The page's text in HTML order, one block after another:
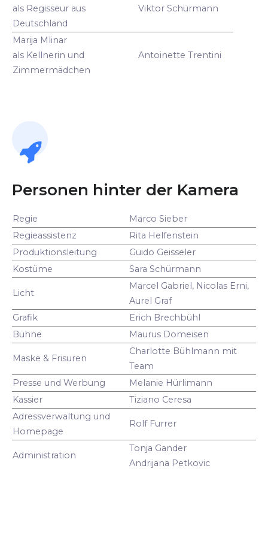
als Regisseur aus
Deutschland
Viktor Schürmann
Marija Mlinar
als Kellnerin und
Zimmermädchen
Antoinette Trentini
Personen hinter der Kamera
Regie
Marco Sieber
Regieassistenz
Rita Helfenstein
Produktionsleitung
Guido Geisseler
Kostüme
Sara Schürmann
Licht
Marcel Gabriel, Nicolas Erni,
Aurel Graf
Grafik
Erich Brechbühl
Bühne
Maurus Domeisen
Maske & Frisuren
Charlotte Bühlmann mit
Team
Presse und Werbung
Melanie Hürlimann
Kassier
Tiziano Ceresa
Adressverwaltung und
Homepage
Rolf Furrer
Administration
Tonja Gander
Andrijana Petkovic